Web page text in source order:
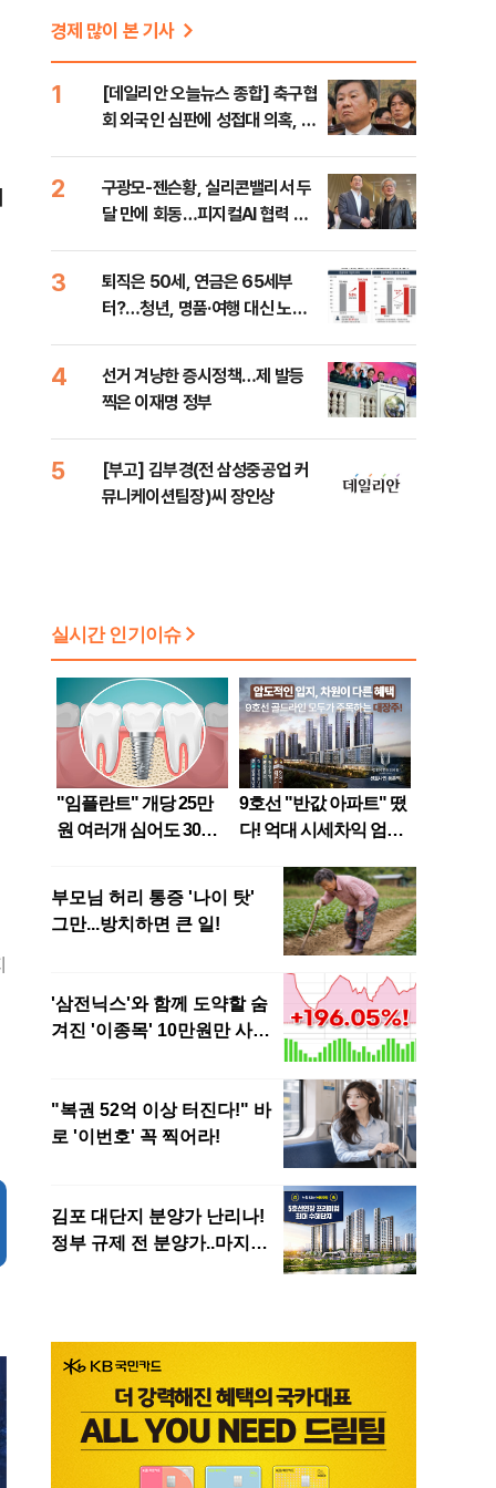
경제 많이 본 기사
1
[데일리안 오늘뉴스 종합] 축구협
회 외국인 심판에 성접대 의혹, 李
나, 삼전닉스 올인은 금물, SK하
이닉스 프리마켓 시초가 논란 재
점화, 김민석 "과반 승리 가능성
99%" 등
2
구광모-젠슨황, 실리콘밸리서 두
달 만에 회동…피지컬AI 협력 논
3
퇴직은 50세, 연금은 65세부
터?…청년, 명품·여행 대신 노후
4
선거 겨냥한 증시정책…제 발등
찍은 이재명 정부
5
[부고] 김부경(전 삼성중공업 커
뮤니케이션팀장)씨 장인상